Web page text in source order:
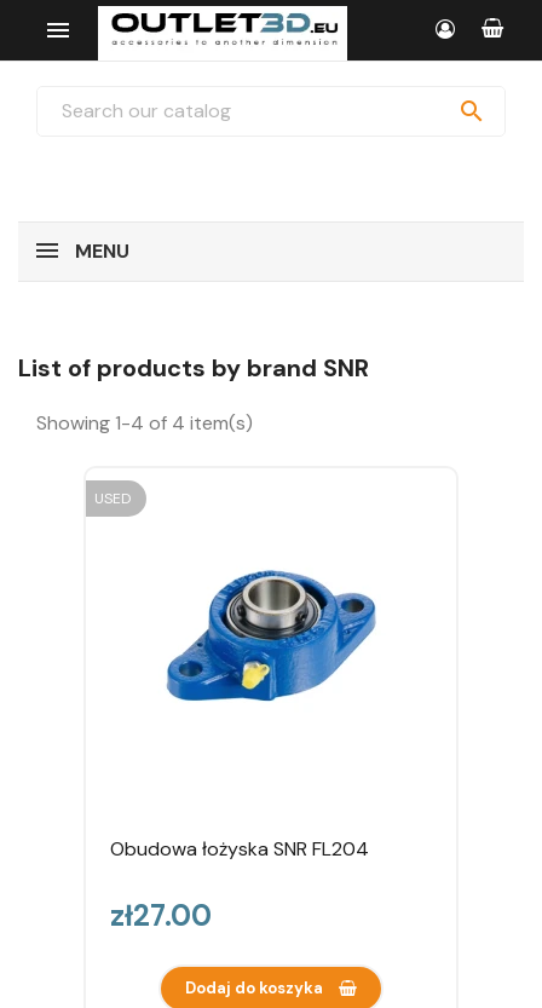


MENU
List of products by brand SNR
Showing 1-4 of 4 item(s)
USED
Obudowa łożyska SNR FL204
Price
zł27.00
Dodaj do koszyka